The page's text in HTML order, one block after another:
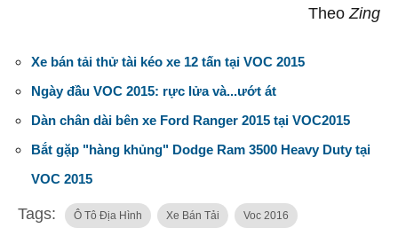
TheoZing
Xe bán tải thử tài kéo xe 12 tấn tại VOC 2015
Ngày đầu VOC 2015: rực lửa và...ướt át
Dàn chân dài bên xe Ford Ranger 2015 tại VOC2015
Bắt gặp "hàng khủng" Dodge Ram 3500 Heavy Duty tại
VOC 2015
Tags: Ô Tô Địa Hình Xe Bán Tải Voc 2016